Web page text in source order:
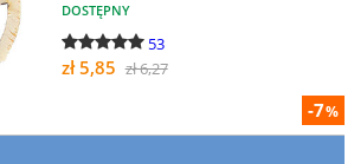
-7%
DOSTĘPNY
53
zł 5,85 zł 6,27